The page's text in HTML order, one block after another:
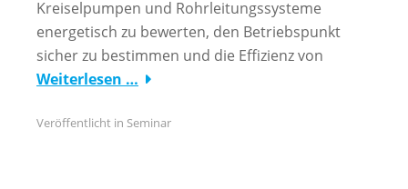
Kreiselpumpen und Rohrleitungssysteme
energetisch zu bewerten, den Betriebspunkt
sicher zu bestimmen und die Effizienz von
Weiterlesen …
Veröffentlicht in Seminar